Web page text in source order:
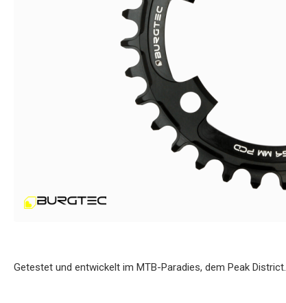
Getestet und entwickelt im MTB-Paradies, dem Peak District.